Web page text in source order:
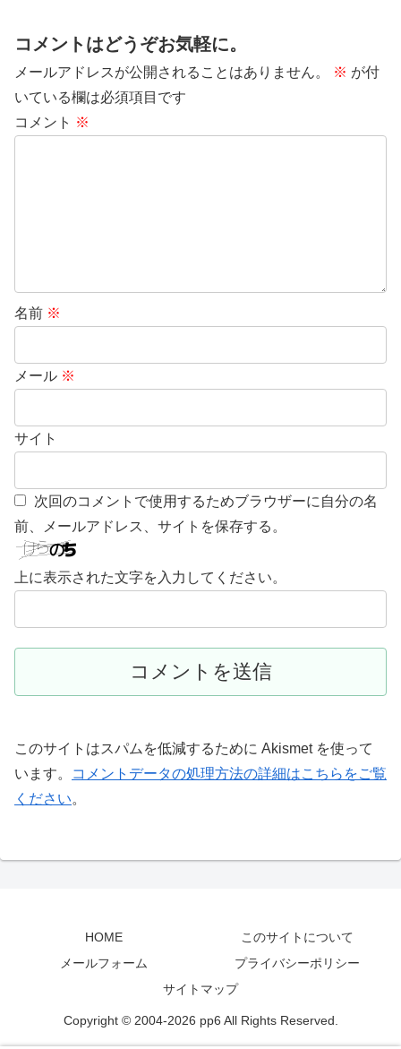
コメントはどうぞお気軽に。
メールアドレスが公開されることはありません。 ※ が付
いている欄は必須項目です
コメント ※
名前 ※
メール ※
サイト
次回のコメントで使用するためブラウザーに自分の名
前、メールアドレス、サイトを保存する。
上に表示された文字を入力してください。
このサイトはスパムを低減するために Akismet を使って
います。
コメントデータの処理方法の詳細はこちらをご覧
ください。
HOME
このサイトについて
メールフォーム
プライバシーポリシー
サイトマップ
Copyright © 2004-2026 pp6 All Rights Reserved.